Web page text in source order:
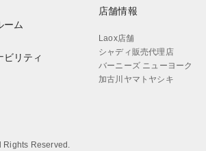
ーム
ビリティ
店舗情報
Laox店舗
シャディ販売代理店
バーニーズ ニューヨーク
加古川ヤマトヤシキ
Rights Reserved.